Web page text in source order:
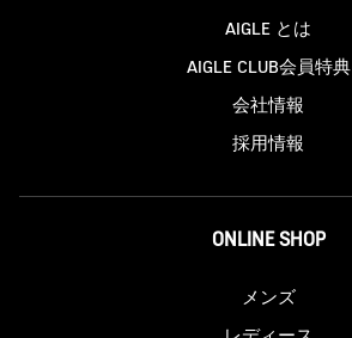
AIGLE とは
AIGLE CLUB会員特典
会社情報
採用情報
ONLINE SHOP
メンズ